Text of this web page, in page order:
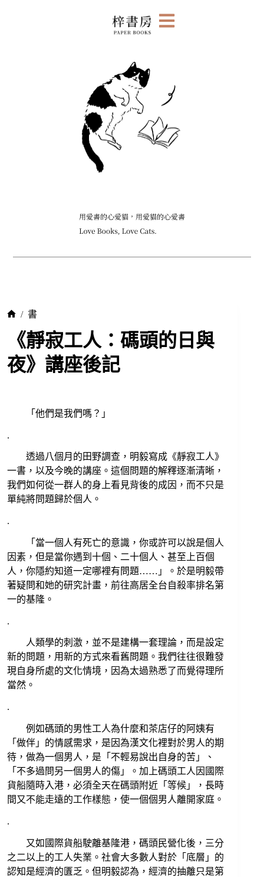
/ 書
《靜寂工人：碼頭的日與
夜》講座後記
「他們是我們嗎？」
.
透過八個月的田野調查，明毅寫成《靜寂工人》
一書，以及今晚的講座。這個問題的解釋逐漸清晰，
我們如何從一群人的身上看見背後的成因，而不只是
單純將問題歸於個人。
.
「當一個人有死亡的意識，你或許可以說是個人
因素，但是當你遇到十個、二十個人、甚至上百個
人，你隱約知道一定哪裡有問題……」。於是明毅帶
著疑問和她的研究計畫，前往高居全台自殺率排名第
一的基隆。
.
人類學的刺激，並不是建構一套理論，而是設定
新的問題，用新的方式來看舊問題。我們往往很難發
現自身所處的文化情境，因為太過熟悉了而覺得理所
當然。
.
例如碼頭的男性工人為什麼和茶店仔的阿姨有
「做伴」的情感需求，是因為漢文化裡對於男人的期
待，做為一個男人，是「不輕易說出自身的苦」、
「不多過問另一個男人的傷」。加上碼頭工人因國際
貨船隨時入港，必須全天在碼頭附近「等候」，長時
間又不能走遠的工作樣態，使一個個男人離開家庭。
.
又如國際貨船駛離基隆港，碼頭民營化後，三分
之二以上的工人失業。社會大多數人對於「底層」的
認知是經濟的匱乏。但明毅認為，經濟的抽離只是第